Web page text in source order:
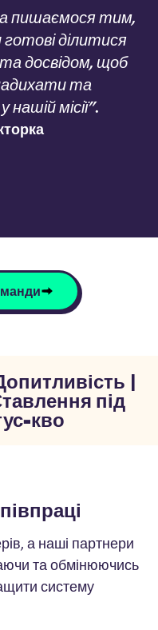
пишаємося тим,
готові ділитися
досвідом, щоб
та
місії".
|
під
кво
а наші партнери
та обмінюючись
систему